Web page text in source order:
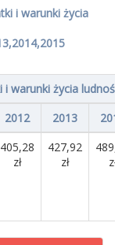
i warunki życia
warunki życia
2012 2013
405,28
zł
427,92
zł